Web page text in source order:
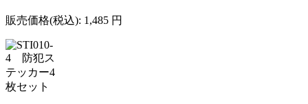
販売価格(税込): 1,485 円